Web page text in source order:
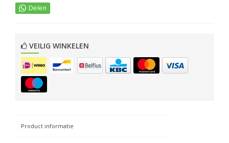
VEILIG WINKELEN
Product informatie